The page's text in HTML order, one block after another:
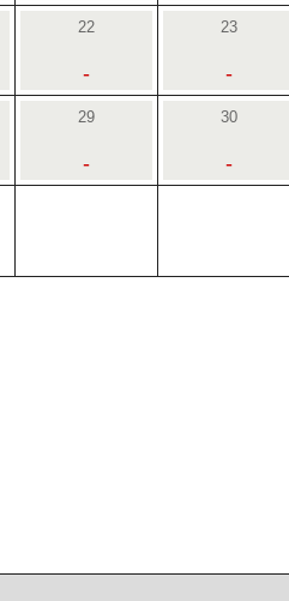
22
-
23
-
29
-
30
-